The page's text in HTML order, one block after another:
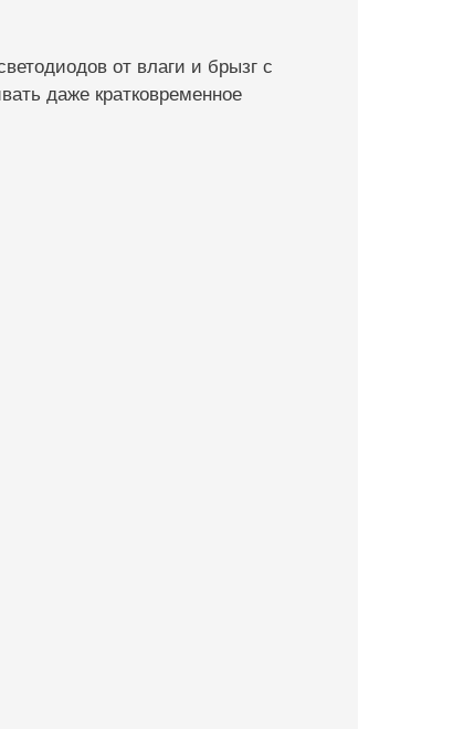
от влаги и брызг с
даже кратковременное